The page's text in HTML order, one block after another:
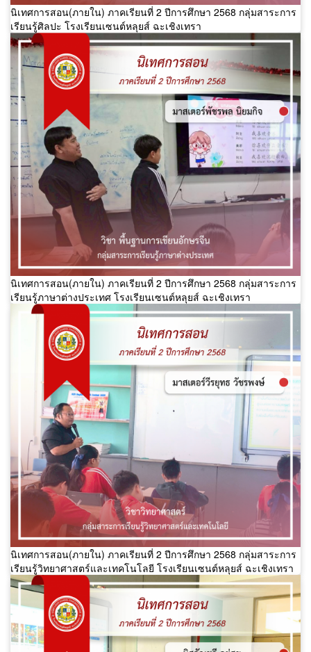
นิเทศการสอน(ภายใน) ภาคเรียนที่ 2 ปีการศึกษา 2568 กลุ่มสาระการ
เรียนรู้ศิลปะ โรงเรียนเซนต์หลุยส์ ฉะเชิงเทรา
นิเทศการสอน(ภายใน) ภาคเรียนที่ 2 ปีการศึกษา 2568 กลุ่มสาระการ
เรียนรู้ภาษาต่างประเทศ โรงเรียนเซนต์หลุยส์ ฉะเชิงเทรา
นิเทศการสอน(ภายใน) ภาคเรียนที่ 2 ปีการศึกษา 2568 กลุ่มสาระการ
เรียนรู้วิทยาศาสตร์และเทคโนโลยี โรงเรียนเซนต์หลุยส์ ฉะเชิงเทรา